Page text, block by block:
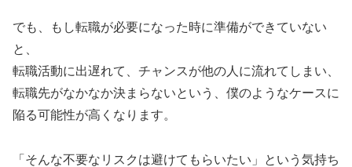
でも、もし転職が必要になった時に準備ができていない
と、
転職活動に出遅れて、チャンスが他の人に流れてしまい、
転職先がなかなか決まらないという、僕のようなケースに
陥る可能性が高くなります。
「そんな不要なリスクは避けてもらいたい」という気持ち